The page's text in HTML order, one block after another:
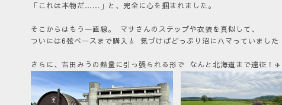
「これは本物だ……」と、完全に心を掴まれました。
そこからはもう一直線。 マサさんのステップや衣装を真似して、
ついには6弦ベースまで購入🎸 気づけばどっぷり沼にハマっていました
さらに、吉田みうの熱量に引っ張られる形で なんと北海道まで遠征